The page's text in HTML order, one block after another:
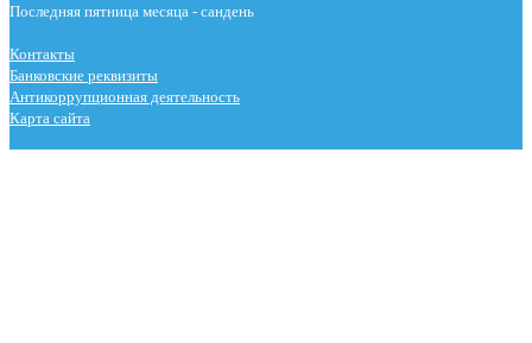
Последняя пятница месяца - сандень
Контакты
Банковские реквизиты
Антикоррупционная деятельность
Карта сайта